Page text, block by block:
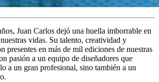
Juan Carlos dejó una huella imborrable en
vidas. Su talento, creatividad y
presentes en más de mil ediciones de nuestras
pasión a un equipo de diseñadores que
a un gran profesional, sino también a un